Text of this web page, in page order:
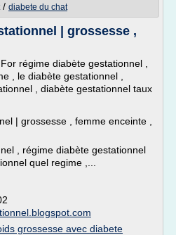
/ diabete du chat
| grossesse ,
régime diabète gestationnel ,
, le diabète gestationnel ,
, diabète gestationnel taux
| grossesse , femme enceinte ,
, régime diabète gestationnel
quel regime ,...
grossesse avec diabete